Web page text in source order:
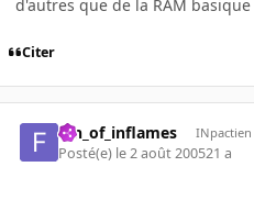
d'autres que de la RAM basique
Citer
fan_of_inflames INpactien
Posté(e) le 2 août 200521 a